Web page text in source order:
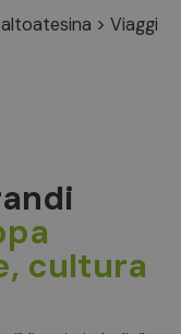
> Viaggi
cultura